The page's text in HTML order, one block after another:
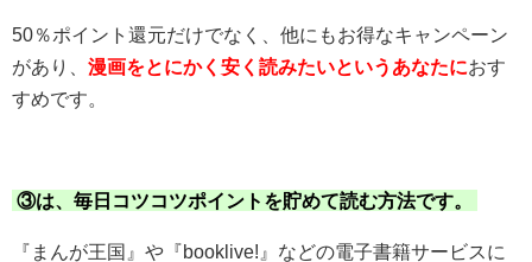
50％ポイント還元だけでなく、他にもお得なキャンペーン
があり、 漫画をとにかく安く読みたいというあなたにおす
すめです。
③は、毎日コツコツポイントを貯めて読む方法です。
『まんが王国』や『booklive!』などの電子書籍サービスに